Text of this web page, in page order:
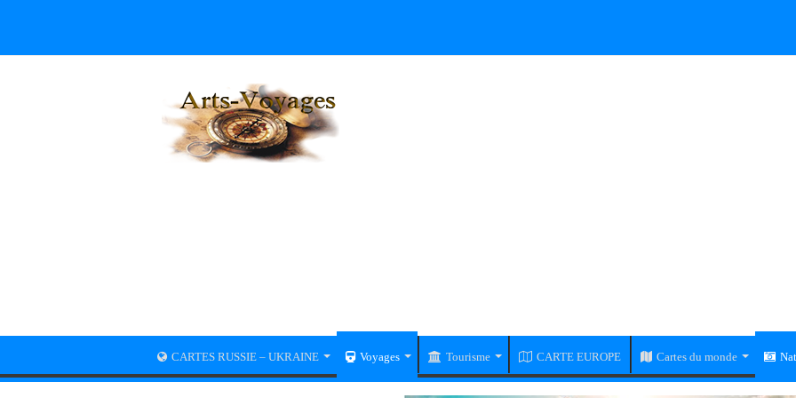
CARTES RUSSIE – UKRAINE Voyages Tourisme CARTE EUROPE Cartes du monde